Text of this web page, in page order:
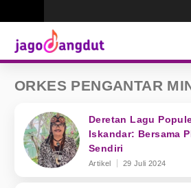
ORKES PENGANTAR
Deretan Lagu
Iskandar: Bersama
Sendiri
Artikel 29 Juli 2024